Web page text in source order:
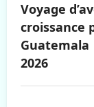
Voyage
croissance
Guatemala
2026